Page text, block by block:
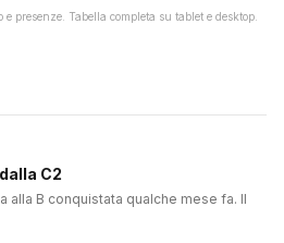
presenze. Tabella completa su tablet e desktop.
C2
alla B conquistata qualche mese fa. Il